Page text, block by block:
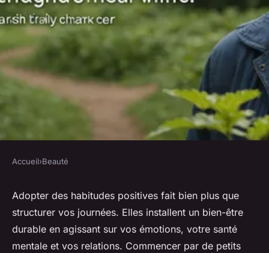
Créer des habitudes positives
pour transformer votre
quotidien
Accueil›Beauté
Adopter des habitudes positives fait bien plus que
structurer vos journées. Elles installent un bien-être
durable en agissant sur vos émotions, votre santé
mentale et vos relations. Commencer par de petits